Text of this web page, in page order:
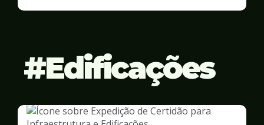
Edificações